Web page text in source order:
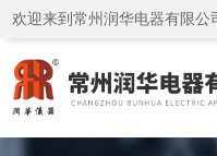
欢迎来到常州润华电器有限公